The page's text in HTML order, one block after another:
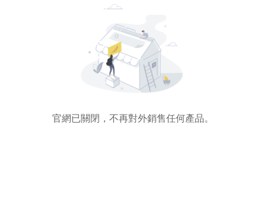
官網已關閉，不再對外銷售任何產品。